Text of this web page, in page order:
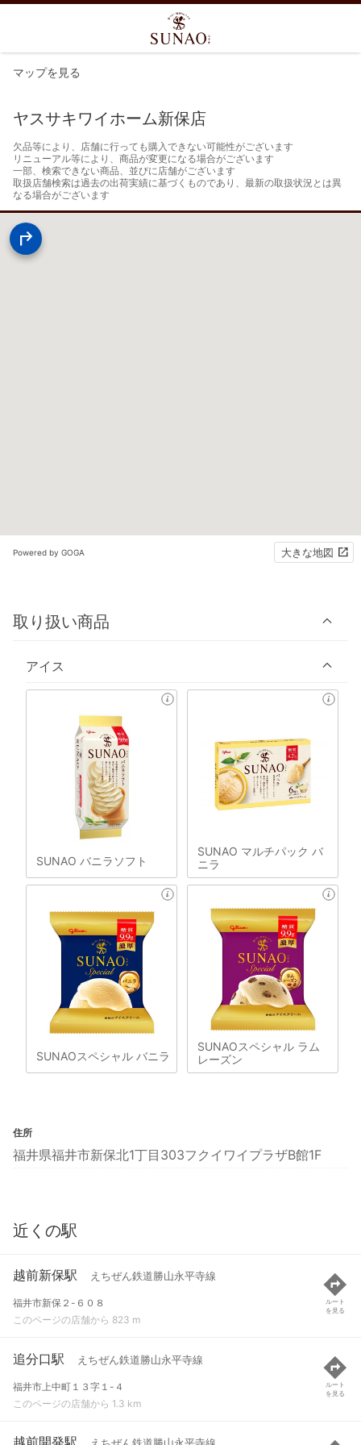
マップを見る
ヤスサキワイホーム新保店
欠品等により、店舗に行っても購入できない可能性がございます
リニューアル等により、商品が変更になる場合がございます
一部、検索できない商品、並びに店舗がございます
取扱店舗検索は過去の出荷実績に基づくものであり、最新の取扱状況とは異
なる場合がございます
Powered by GOGA 大きな地図
取り扱い商品
アイス
SUNAO バニラソフト
SUNAO マルチパック バ
ニラ
SUNAOスペシャル バニラ
SUNAOスペシャル ラム
レーズン
住所
福井県福井市新保北1丁目303フクイワイプラザB館1F
近くの駅
越前新保駅 えちぜん鉄道勝山永平寺線
福井市新保２-６０８
このページの店舗から 823 m
ルート
を見る
追分口駅 えちぜん鉄道勝山永平寺線
福井市上中町１３字１-４
このページの店舗から 1.3 km
ルート
を見る
越前開発駅